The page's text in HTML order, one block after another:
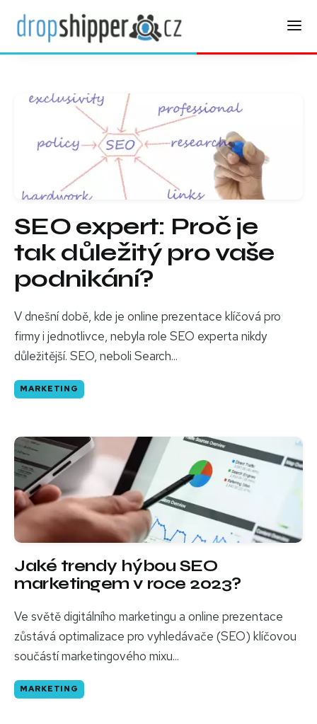
SEO expert: Proč je
tak důležitý pro vaše
podnikání?
V dnešní době, kde je online prezentace klíčová pro
firmy i jednotlivce, nebyla role SEO experta nikdy
důležitější. SEO, neboli Search...
MARKETING
Jaké trendy hýbou SEO
marketingem v roce 2023?
Ve světě digitálního marketingu a online prezentace
zůstává optimalizace pro vyhledávače (SEO) klíčovou
součástí marketingového mixu...
MARKETING